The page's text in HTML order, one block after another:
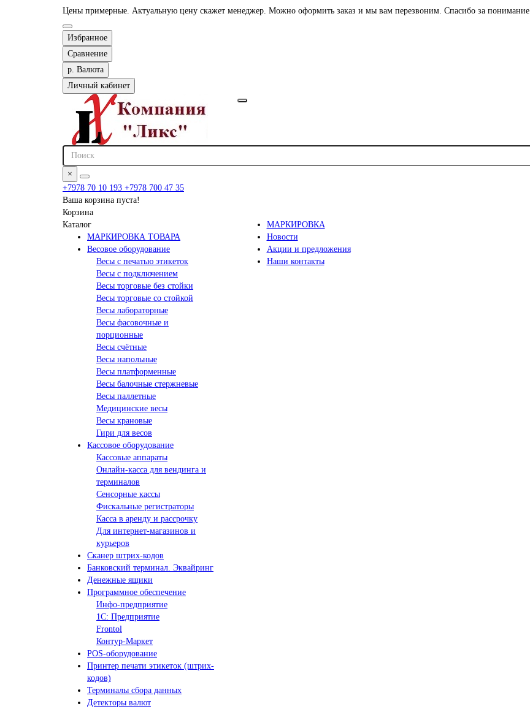
Цены примерные. Актуальную цену скажет менеджер. Можно оформить заказ и мы вам перезвоним. Спасибо за понимание
Избранное
Сравнение
р. Валюта
Личный кабинет
×
+7978 70 10 193 +7978 700 47 35
Ваша корзина пуста!
Корзина
Каталог
МАРКИРОВКА ТОВАРА
Весовое оборудование
Весы с печатью этикеток
Весы с подключением
Весы торговые без стойки
Весы торговые со стойкой
Весы лабораторные
Весы фасовочные и
порционные
Весы счётные
Весы напольные
Весы платформенные
Весы балочные стержневые
Весы паллетные
Медицинские весы
Весы крановые
Гири для весов
Кассовое оборудование
Кассовые аппараты
Онлайн-касса для вендинга и
терминалов
Сенсорные кассы
Фискальные регистраторы
Касса в аренду и рассрочку
Для интернет-магазинов и
курьеров
Сканер штрих-кодов
Банковский терминал. Эквайринг
Денежные ящики
Программное обеспечение
Инфо-предприятие
1С: Предприятие
Frontol
Контур-Маркет
POS-оборудование
Принтер печати этикеток (штрих-
кодов)
Терминалы сбора данных
Детекторы валют
МАРКИРОВКА
Новости
Акции и предложения
Наши контакты